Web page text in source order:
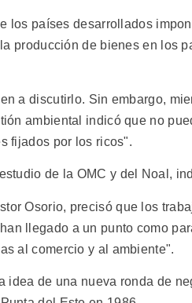
los países desarrollados
producción de bienes en los
a discutirlo. Sin embargo,
ambiental indicó que no
fijados por los ricos".
de la OMC y del Noal,
Osorio, precisó que los
llegado a un punto como
al comercio y al ambiente".
idea de una nueva ronda de